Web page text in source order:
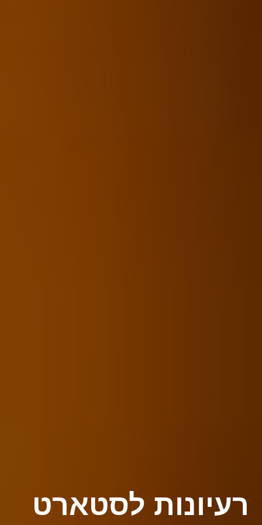
רעיונות לסטארט